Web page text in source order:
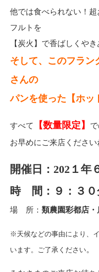
他では食べられない！
フルトを
【炭火】で香ばしくやき
そして、このフラン
さんの
パンを使った【ホッ
すべて 【数量限定】
お早めにご来店くださ
開催日：202１年
時 間：９：３
場 所： 類農園彩都店・
※天候などの事由により、
います。ご了承ください。